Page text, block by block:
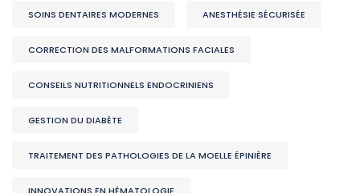
SOINS DENTAIRES MODERNES ANESTHÉSIE SÉCURISÉE
CORRECTION DES MALFORMATIONS FACIALES
CONSEILS NUTRITIONNELS ENDOCRINIENS
GESTION DU DIABÈTE
TRAITEMENT DES PATHOLOGIES DE LA MOELLE ÉPINIÈRE
INNOVATIONS EN HÉMATOLOGIE